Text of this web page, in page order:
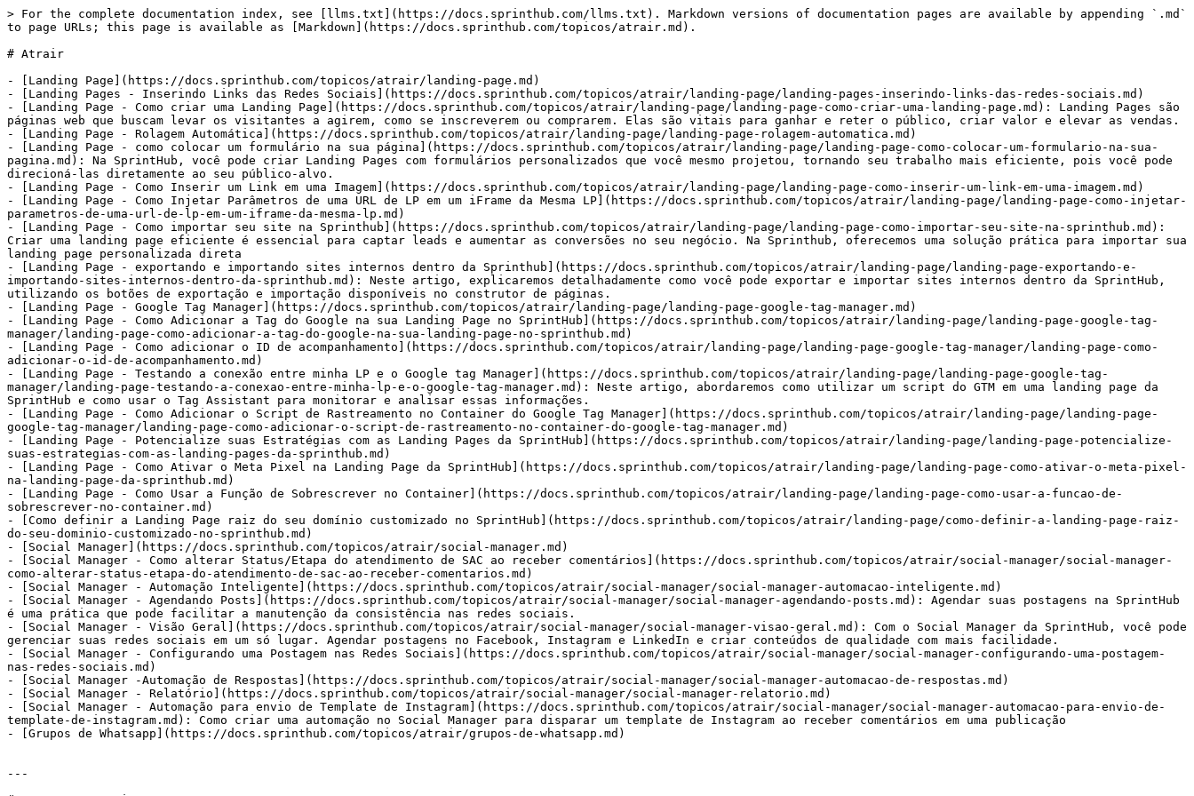
> For the complete documentation index, see [llms.txt](https://docs.sprinthub.com/llms.txt). Markdown versions of documentation pages are available by appending `.md`
to page URLs; this page is available as [Markdown](https://docs.sprinthub.com/topicos/atrair.md).
# Atrair
- [Landing Page](https://docs.sprinthub.com/topicos/atrair/landing-page.md)
- [Landing Pages - Inserindo Links das Redes Sociais](https://docs.sprinthub.com/topicos/atrair/landing-page/landing-pages-inserindo-links-das-redes-sociais.md)
- [Landing Page - Como criar uma Landing Page](https://docs.sprinthub.com/topicos/atrair/landing-page/landing-page-como-criar-uma-landing-page.md): Landing Pages são
páginas web que buscam levar os visitantes a agirem, como se inscreverem ou comprarem. Elas são vitais para ganhar e reter o público, criar valor e elevar as vendas.
- [Landing Page - Rolagem Automática](https://docs.sprinthub.com/topicos/atrair/landing-page/landing-page-rolagem-automatica.md)
- [Landing Page - como colocar um formulário na sua página](https://docs.sprinthub.com/topicos/atrair/landing-page/landing-page-como-colocar-um-formulario-na-sua-
pagina.md): Na SprintHub, você pode criar Landing Pages com formulários personalizados que você mesmo projetou, tornando seu trabalho mais eficiente, pois você pode
direcioná-las diretamente ao seu público-alvo.
- [Landing Page - Como Inserir um Link em uma Imagem](https://docs.sprinthub.com/topicos/atrair/landing-page/landing-page-como-inserir-um-link-em-uma-imagem.md)
- [Landing Page - Como Injetar Parâmetros de uma URL de LP em um iFrame da Mesma LP](https://docs.sprinthub.com/topicos/atrair/landing-page/landing-page-como-injetar-
parametros-de-uma-url-de-lp-em-um-iframe-da-mesma-lp.md)
- [Landing Page - Como importar seu site na Sprinthub](https://docs.sprinthub.com/topicos/atrair/landing-page/landing-page-como-importar-seu-site-na-sprinthub.md):
Criar uma landing page eficiente é essencial para captar leads e aumentar as conversões no seu negócio. Na Sprinthub, oferecemos uma solução prática para importar sua
landing page personalizada direta
- [Landing Page - exportando e importando sites internos dentro da Sprinthub](https://docs.sprinthub.com/topicos/atrair/landing-page/landing-page-exportando-e-
importando-sites-internos-dentro-da-sprinthub.md): Neste artigo, explicaremos detalhadamente como você pode exportar e importar sites internos dentro da SprintHub,
utilizando os botões de exportação e importação disponíveis no construtor de páginas.
- [Landing Page - Google Tag Manager](https://docs.sprinthub.com/topicos/atrair/landing-page/landing-page-google-tag-manager.md)
- [Landing Page - Como Adicionar a Tag do Google na sua Landing Page no SprintHub](https://docs.sprinthub.com/topicos/atrair/landing-page/landing-page-google-tag-
manager/landing-page-como-adicionar-a-tag-do-google-na-sua-landing-page-no-sprinthub.md)
- [Landing Page - Como adicionar o ID de acompanhamento](https://docs.sprinthub.com/topicos/atrair/landing-page/landing-page-google-tag-manager/landing-page-como-
adicionar-o-id-de-acompanhamento.md)
- [Landing Page - Testando a conexão entre minha LP e o Google tag Manager](https://docs.sprinthub.com/topicos/atrair/landing-page/landing-page-google-tag-
manager/landing-page-testando-a-conexao-entre-minha-lp-e-o-google-tag-manager.md): Neste artigo, abordaremos como utilizar um script do GTM em uma landing page da
SprintHub e como usar o Tag Assistant para monitorar e analisar essas informações.
- [Landing Page - Como Adicionar o Script de Rastreamento no Container do Google Tag Manager](https://docs.sprinthub.com/topicos/atrair/landing-page/landing-page-
google-tag-manager/landing-page-como-adicionar-o-script-de-rastreamento-no-container-do-google-tag-manager.md)
- [Landing Page - Potencialize suas Estratégias com as Landing Pages da SprintHub](https://docs.sprinthub.com/topicos/atrair/landing-page/landing-page-potencialize-
suas-estrategias-com-as-landing-pages-da-sprinthub.md)
- [Landing Page - Como Ativar o Meta Pixel na Landing Page da SprintHub](https://docs.sprinthub.com/topicos/atrair/landing-page/landing-page-como-ativar-o-meta-pixel-
na-landing-page-da-sprinthub.md)
- [Landing Page - Como Usar a Função de Sobrescrever no Container](https://docs.sprinthub.com/topicos/atrair/landing-page/landing-page-como-usar-a-funcao-de-
sobrescrever-no-container.md)
- [Como definir a Landing Page raiz do seu domínio customizado no SprintHub](https://docs.sprinthub.com/topicos/atrair/landing-page/como-definir-a-landing-page-raiz-
do-seu-dominio-customizado-no-sprinthub.md)
- [Social Manager](https://docs.sprinthub.com/topicos/atrair/social-manager.md)
- [Social Manager - Como alterar Status/Etapa do atendimento de SAC ao receber comentários](https://docs.sprinthub.com/topicos/atrair/social-manager/social-manager-
como-alterar-status-etapa-do-atendimento-de-sac-ao-receber-comentarios.md)
- [Social Manager - Automação Inteligente](https://docs.sprinthub.com/topicos/atrair/social-manager/social-manager-automacao-inteligente.md)
- [Social Manager - Agendando Posts](https://docs.sprinthub.com/topicos/atrair/social-manager/social-manager-agendando-posts.md): Agendar suas postagens na SprintHub
é uma prática que pode facilitar a manutenção da consistência nas redes sociais.
- [Social Manager - Visão Geral](https://docs.sprinthub.com/topicos/atrair/social-manager/social-manager-visao-geral.md): Com o Social Manager da SprintHub, você pode
gerenciar suas redes sociais em um só lugar. Agendar postagens no Facebook, Instagram e LinkedIn e criar conteúdos de qualidade com mais facilidade.
- [Social Manager - Configurando uma Postagem nas Redes Sociais](https://docs.sprinthub.com/topicos/atrair/social-manager/social-manager-configurando-uma-postagem-
nas-redes-sociais.md)
- [Social Manager -Automação de Respostas](https://docs.sprinthub.com/topicos/atrair/social-manager/social-manager-automacao-de-respostas.md)
- [Social Manager - Relatório](https://docs.sprinthub.com/topicos/atrair/social-manager/social-manager-relatorio.md)
- [Social Manager - Automação para envio de Template de Instagram](https://docs.sprinthub.com/topicos/atrair/social-manager/social-manager-automacao-para-envio-de-
template-de-instagram.md): Como criar uma automação no Social Manager para disparar um template de Instagram ao receber comentários em uma publicação
- [Grupos de Whatsapp](https://docs.sprinthub.com/topicos/atrair/grupos-de-whatsapp.md)
---